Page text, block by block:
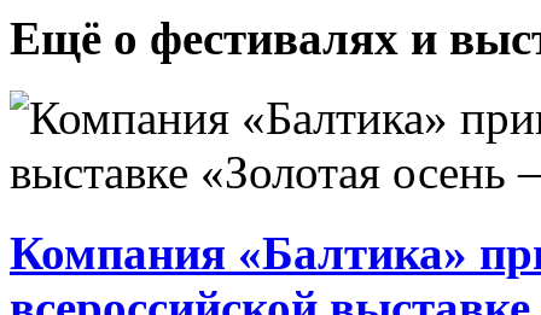
Ещё о фестивалях и
Компания «Балтика»